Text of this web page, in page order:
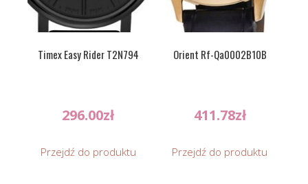
Timex Easy Rider T2N794
296.00zł
Przejdź do produktu
Orient Rf-Qa0002B10B
411.78zł
Przejdź do produktu